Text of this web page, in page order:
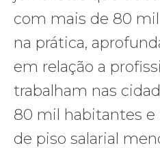
com mais de 80
na prática,
em relação a
trabalham nas
80 mil habitantes
de piso salarial